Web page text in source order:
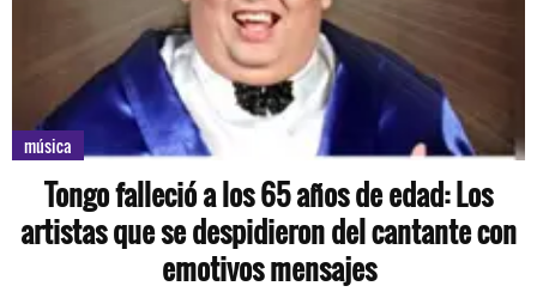
música
Tongo falleció a los 65 años de edad: Los
artistas que se despidieron del cantante con
emotivos mensajes